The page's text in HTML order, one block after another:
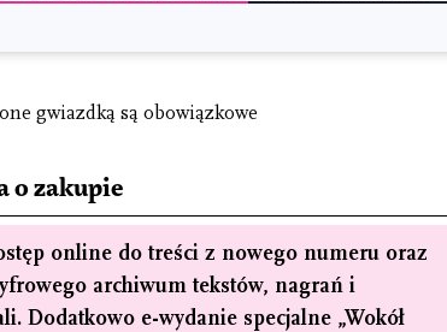
gwiazdką są obowiązkowe
o zakupie
online do treści z nowego numeru oraz
archiwum tekstów, nagrań i
Dodatkowo e-wydanie specjalne „Wokół